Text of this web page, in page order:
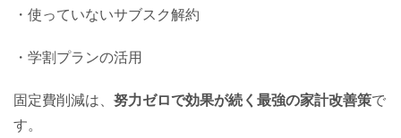
・使っていないサブスク解約
・学割プランの活用
固定費削減は、努力ゼロで効果が続く最強の家計改善策で
す。